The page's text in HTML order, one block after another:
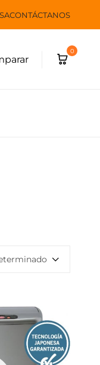
Envío GRATIS a
CONTÁCTANOS
0